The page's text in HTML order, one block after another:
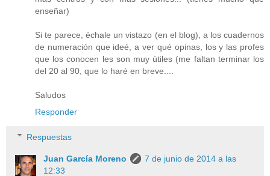
enseñar)
Si te parece, échale un vistazo (en el blog), a los cuadernos
de numeración que ideé, a ver qué opinas, los y las profes
que los conocen les son muy útiles (me faltan terminar los
del 20 al 90, que lo haré en breve....
Saludos
Responder
Respuestas
Juan García Moreno
7 de junio de 2014 a las
12:33